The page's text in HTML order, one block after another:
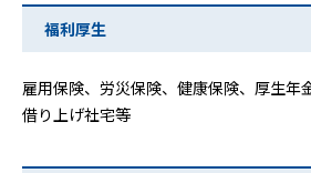
福利厚生
雇用保険、労災保険、健康保険、厚生年
借り上げ社宅等